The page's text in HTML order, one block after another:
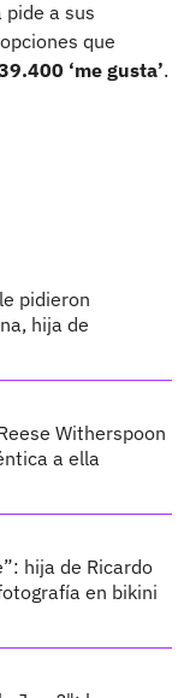
pide a sus
que
‘me gusta’.
pidieron
hija de
Witherspoon
a ella
hija de Ricardo
en bikini